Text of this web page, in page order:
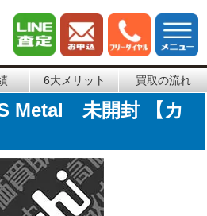
6大メリット 買取の流れ
Metal 未開封 【カ